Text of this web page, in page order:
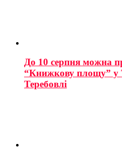
До 10 серпня можна
“Книжкову площу” у
Теребовлі